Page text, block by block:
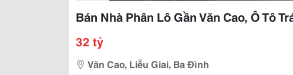
Bán Nhà Phân Lô Gần Văn Cao, Ô Tô
32 tỷ
Văn Cao, Liễu Giai, Ba Đình